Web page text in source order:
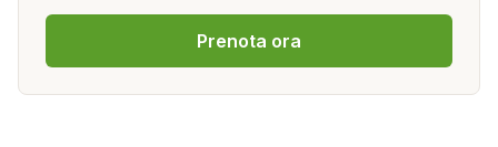
Prenota ora